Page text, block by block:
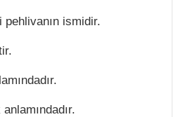
pehlivanın ismidir.